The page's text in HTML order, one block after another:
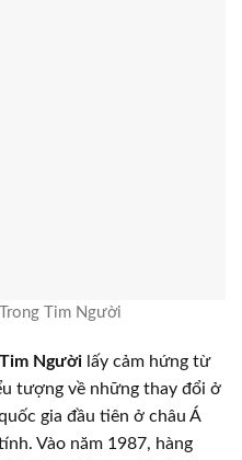
Tim Người
Người lấy cảm hứng từ
tượng về những thay đổi ở
gia đầu tiên ở châu Á
Vào năm 1987, hàng